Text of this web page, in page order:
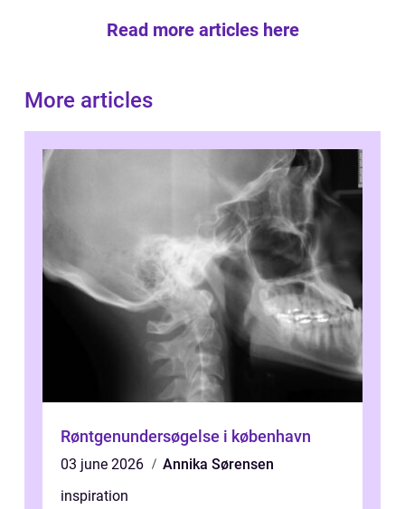
Read more articles here
More articles
Røntgenundersøgelse i københavn
03 june 2026
Annika Sørensen
inspiration